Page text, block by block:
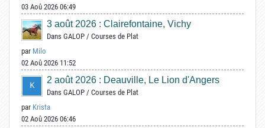
03 Aoû 2026 06:49
3 août 2026 : Clairefontaine, Vichy
Dans GALOP / Courses de Plat
par Milo
02 Aoû 2026 11:52
2 août 2026 : Deauville, Le Lion d'Angers
Dans GALOP / Courses de Plat
par Krista
02 Aoû 2026 06:46